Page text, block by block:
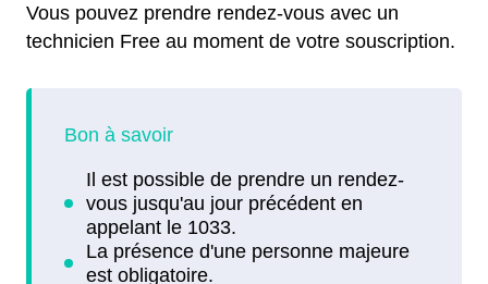
Vous pouvez prendre rendez-vous avec un
technicien Free au moment de votre souscription.